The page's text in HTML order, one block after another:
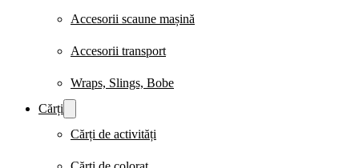
Accesorii scaune mașină
Accesorii transport
Wraps, Slings, Bobe
Cărți
Cărți de activități